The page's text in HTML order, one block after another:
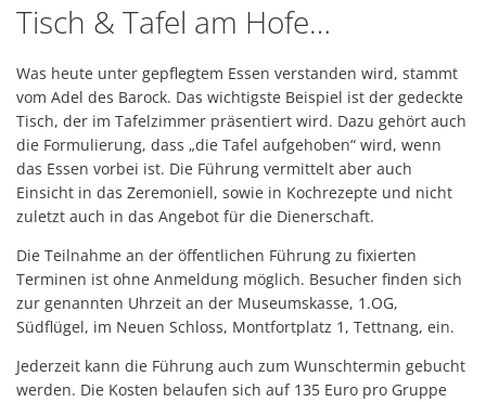
und
Tafel
am
Hofe
Tisch & Tafel am Hofe…
Was heute unter gepflegtem Essen verstanden wird, stammt
vom Adel des Barock. Das wichtigste Beispiel ist der gedeckte
Tisch, der im Tafelzimmer präsentiert wird. Dazu gehört auch
die Formulierung, dass „die Tafel aufgehoben“ wird, wenn
das Essen vorbei ist. Die Führung vermittelt aber auch
Einsicht in das Zeremoniell, sowie in Kochrezepte und nicht
zuletzt auch in das Angebot für die Dienerschaft.
Die Teilnahme an der öffentlichen Führung zu fixierten
Terminen ist ohne Anmeldung möglich. Besucher finden sich
zur genannten Uhrzeit an der Museumskasse, 1.OG,
Südflügel, im Neuen Schloss, Montfortplatz 1, Tettnang, ein.
Jederzeit kann die Führung auch zum Wunschtermin gebucht
werden. Die Kosten belaufen sich auf 135 Euro pro Gruppe